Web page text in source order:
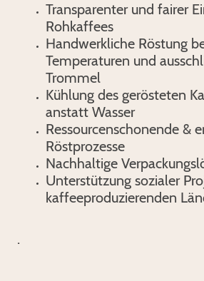
Transparenter und fairer
Rohkaffees
Handwerkliche Röstung
Temperaturen und
Trommel
Kühlung des gerösteten
anstatt Wasser
Ressourcenschonende &
Röstprozesse
Nachhaltige
Unterstützung sozialer
kaffeeproduzierenden
.